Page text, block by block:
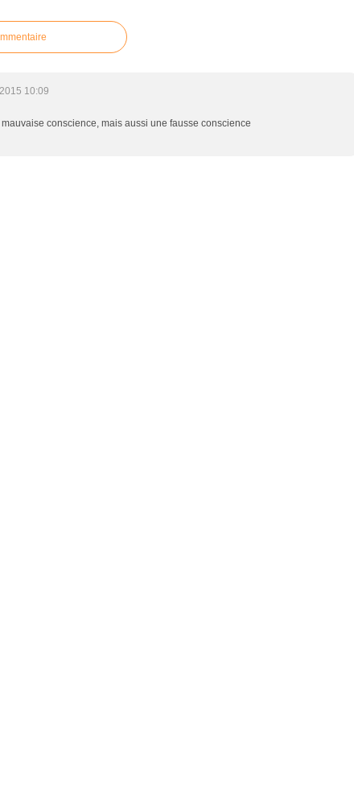
10:09
conscience, mais aussi une fausse conscience